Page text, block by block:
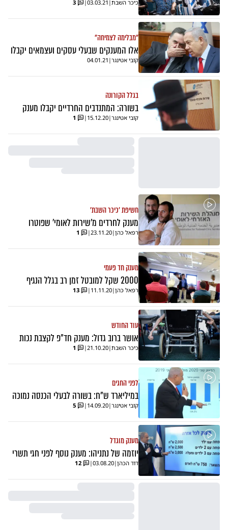
כיכר השבת|
03.03.21
|
3
"מבלימה לצמיחה"
אלו המענקים שבעלי עסקים ועצמאים יקבלו
קובי אטינגר|
04.01.21
בגלל הקורונה
בשורה: המתנדבים החרדיים יקבלו מענק
קובי אטינגר|
15.12.20
|
1
חשיפת 'כיכר השבת'
מענק לחרדים מ'שירות לאומי' שפוטרו
רפאל כהן|
23.11.20
|
1
מענק חד פעמי
2000 שקל למובטל זמן רב בגלל הנגיף
רפאל כהן|
11.11.20
|
13
עוד החודש
אושר ברוב גדול: מענק חד"פ לקצבת נכות
כיכר השבת|
21.10.20
|
1
לפני החגים
במיליארד ש"ח: בשורה לבעלי הכנסה נמוכה
קובי אטינגר|
14.09.20
|
5
מענק מוגדל
יוזמה של נתניהו: מענק נוסף לפני חגי תשרי
דוד הכהן|
03.08.20
|
12